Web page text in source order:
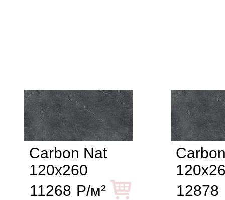
Carbon Nat
120x260
11268 Р/м²
12878